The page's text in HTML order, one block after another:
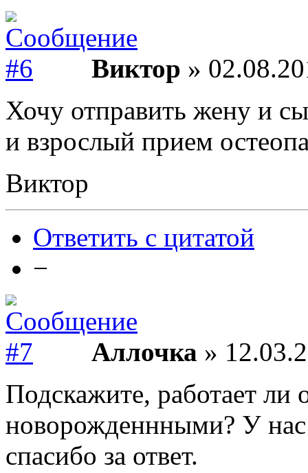
Виктор »
Хочу отправить жену и
и взрослый прием
Виктор
Ответить с цитатой
−
Аллочка »
Подскажите, работает ли
новорожденнными? У нас
спасибо за ответ.